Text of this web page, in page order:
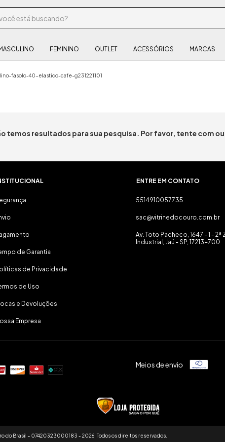
FEMININO OUTLET ACESSÓRIOS MARCAS
fasolo-40-elastico-cafe-g231221101
temos resultados para sua pesquisa. Por favor, tente com
de Garantia
de Privacidade
de Uso
e Devoluções
Empresa
ENTRE EM CONTATO
5514910057735
sac@vitrinedocouro.com.br
Av. Toto Pacheco, 1647 - 1 - 2ª
Industrial, Jaú - SP, 17213-700
Meios de envio
do Brasil - 07420323000183 - 2026. Todos os direitos reservados.